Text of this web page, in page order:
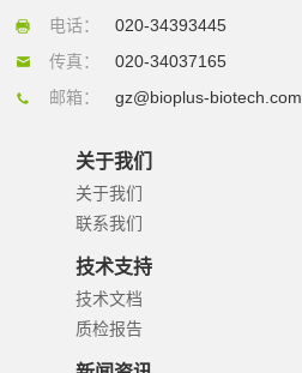
电话：
020-34393445
传真：
020-34037165
邮箱：
gz@bioplus-biotech.com
关于我们
关于我们
联系我们
技术支持
技术文档
质检报告